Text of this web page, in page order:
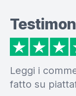
Leggi i
fatto su